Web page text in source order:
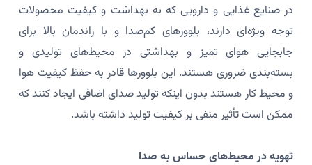
در صنایع غذایی و دارویی که به بهداشت و کیفیت محصولات
توجه ویژه‌ای دارند، بلوورهای کم‌صدا و با راندمان بالا برای
جابجایی هوای تمیز و بهداشتی در محیط‌های تولیدی و
بسته‌بندی ضروری هستند. این بلوورها قادر به حفظ کیفیت هوا
و محیط کار هستند بدون اینکه تولید صدای اضافی ایجاد کنند که
ممکن است تأثیر منفی بر کیفیت تولید داشته باشد.
تهویه در محیط‌های حساس به صدا